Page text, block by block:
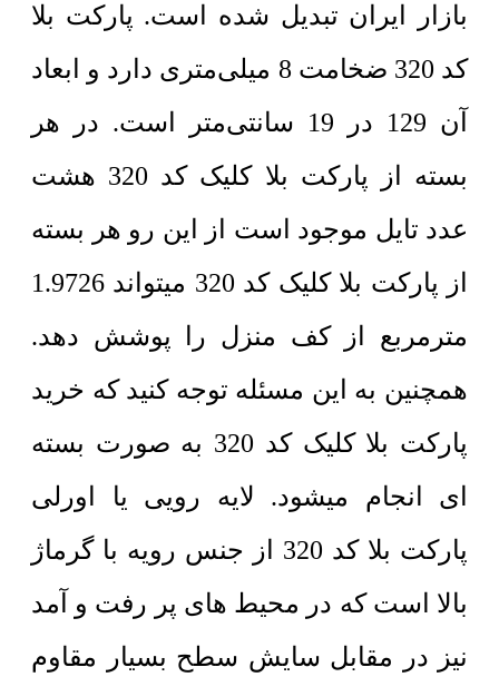
بازار ایران تبدیل شده است. پارکت بلا
کد 320 ضخامت 8 میلی‌متری دارد و ابعاد
آن 129 در 19 سانتی‌متر است. در هر
بسته از پارکت بلا کلیک کد 320 هشت
عدد تایل موجود است از این رو هر بسته
از پارکت بلا کلیک کد 320 میتواند 1.9726
مترمربع از کف منزل را پوشش دهد.
همچنین به این مسئله توجه کنید که خرید
پارکت بلا کلیک کد 320 به صورت بسته
ای انجام میشود. لایه رویی یا اورلی
پارکت بلا کد 320 از جنس رویه با گرماژ
بالا است که در محیط های پر رفت و آمد
نیز در مقابل سایش سطح بسیار مقاوم